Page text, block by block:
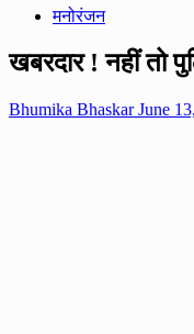
मनोरंजन
खबरदार ! नहीं तो
Bhumika BhaskarJune